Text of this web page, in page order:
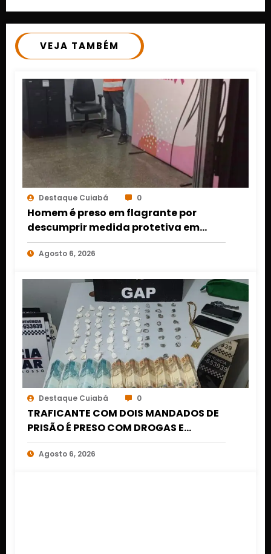
VEJA TAMBÉM
Destaque Cuiabá 0
Homem é preso em flagrante por
descumprir medida protetiva em
Cuiabá após acionamento de botão
do pânico
Agosto 6, 2026
Destaque Cuiabá 0
TRAFICANTE COM DOIS MANDADOS DE
PRISÃO É PRESO COM DROGAS E
DINHEIRO NO 1º DE MARÇO EM CUIABÁ
Agosto 6, 2026